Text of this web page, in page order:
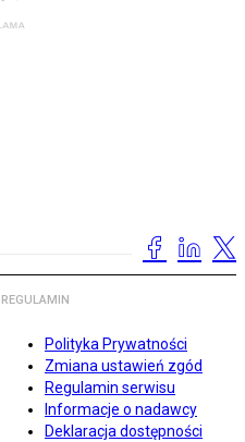
REGULAMIN
Polityka Prywatności
Zmiana ustawień zgód
Regulamin serwisu
Informacje o nadawcy
Deklaracja dostępności